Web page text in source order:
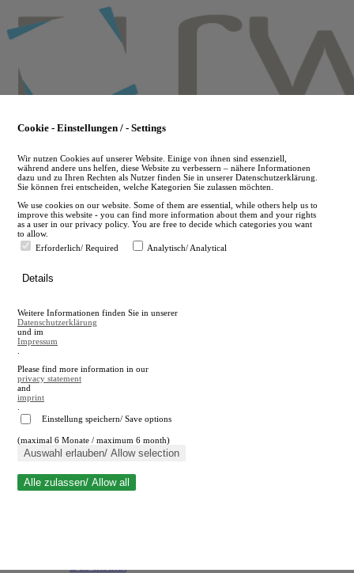
to
main
en
A
A
Suche schließen
Cookie - Einstellungen / - Settings
Wir nutzen Cookies auf unserer Website. Einige von ihnen sind essenziell,
während andere uns helfen, diese Website zu verbessern – nähere Informationen
dazu und zu Ihren Rechten als Nutzer finden Sie in unserer Datenschutzerklärung.
Sie können frei entscheiden, welche Kategorien Sie zulassen möchten.
We use cookies on our website. Some of them are essential, while others help us to
improve this website - you can find more information about them and your rights
as a user in our privacy policy. You are free to decide which categories you want
to allow.
Erforderlich/ Required
Analytisch/ Analytical
Details
Weitere Informationen finden Sie in unserer
Datenschutzerklärung
und im
Impressum
Please find more information in our
privacy statement
and
imprint
Einstellung speichern/ Save options
(maximal 6 Monate / maximum 6 month)
Auswahl erlauben/ Allow selection
Alle zulassen/ Allow all